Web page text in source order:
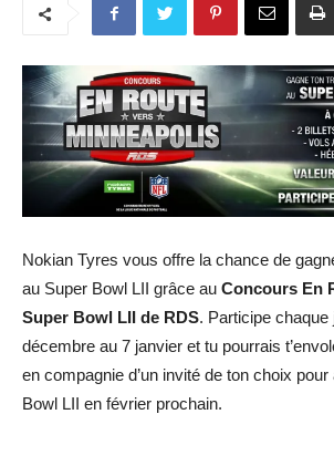
Nokian Tyres vous offre la chance de
au Super Bowl LII grâce au Concours En
Super Bowl LII de RDS. Participe chaque
décembre au 7 janvier et tu pourrais
en compagnie d’un invité de ton choix
Bowl LII en février prochain.